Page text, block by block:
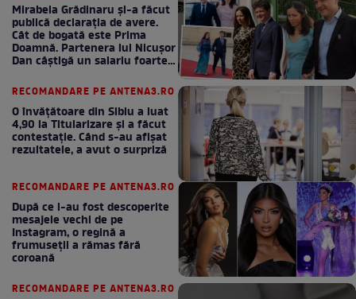
Mirabela Grădinaru și-a făcut
publică declarația de avere.
Cât de bogată este Prima
Doamnă. Partenera lui Nicușor
Dan câștigă un salariu foarte
RECOMANDARE PE ANTENA3.RO
O învățătoare din Sibiu a luat
4,90 la Titularizare și a făcut
contestație. Când s-au afișat
rezultatele, a avut o surpriză
RECOMANDARE PE ANTENA3.RO
După ce i-au fost descoperite
mesajele vechi de pe
Instagram, o regină a
frumuseții a rămas fără
coroană
RECOMANDARE PE ANTENA3.RO